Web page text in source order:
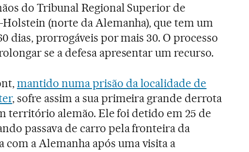
do Tribunal Regional Superior de
Holstein (norte da Alemanha), que tem um
dias, prorrogáveis por mais 30. O processo
se a defesa apresentar um recurso.
mantido numa prisão da localidade de
, sofre assim a sua primeira grande derrota
território alemão. Ele foi detido em 25 de
passava de carro pela fronteira da
com a Alemanha após uma visita a